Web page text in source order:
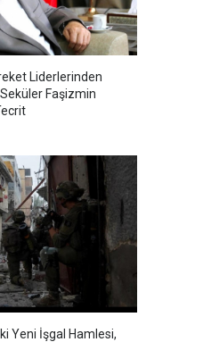
Liderlerinden
Faşizmin
Yeni İşgal Hamlesi,